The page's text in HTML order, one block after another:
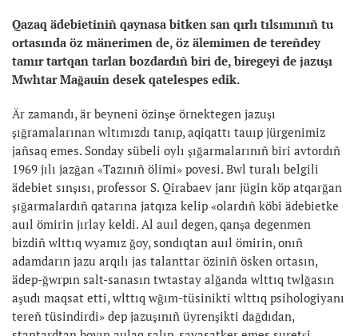
Qazaq ädebietiniñ qaynasa bitken san qırlı tılsımınıñ tu
ortasında öz mänerimen de, öz älemimen de tereñdey
tamır tartqan tarlan bozdardıñ biri de, biregeyi de jazuşı
Mwhtar Mağauin desek qatelespes edik.
Är zamandı, är beyneni özinşe örnektegen jazuşı
şığramalarınan wltımızdı tanıp, aqiqattı tauıp jürgenimiz
jañsaq emes. Sonday sübeli oylı şığarmalarınıñ biri avtordıñ
1969 jılı jazğan «Tazınıñ ölimi» povesi. Bwl turalı belgili
ädebiet sınşısı, professor S. Qirabaev janr jügin köp atqarğan
şığarmalardıñ qatarına jatqıza kelip «olardıñ köbi ädebietke
auıl ömirin jırlay keldi. Al auıl degen, qanşa degenmen
bizdiñ wlttıq wyamız ğoy, sondıqtan auıl ömirin, onıñ
adamdarın jazu arqılı jas talanttar öziniñ ösken ortasın,
ädep-ğwrpın salt-sanasın twtastay alğanda wlttıq twlğasın
aşudı maqsat etti, wlttıq wğım-tüsinikti wlttıq psihologiyanı
tereñ tüsindirdi» dep jazuşınıñ üyrenşikti dağdıdan,